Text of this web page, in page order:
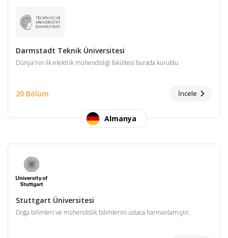
Darmstadt Teknik Üniversitesi
Dünya'nın ilk elektrik mühendisliği fakültesi burada kuruldu.
20 Bölüm İncele
Almanya
Stuttgart Üniversitesi
Doğa bilimleri ve mühendislik bilimlerini ustaca harmanlamıştır.